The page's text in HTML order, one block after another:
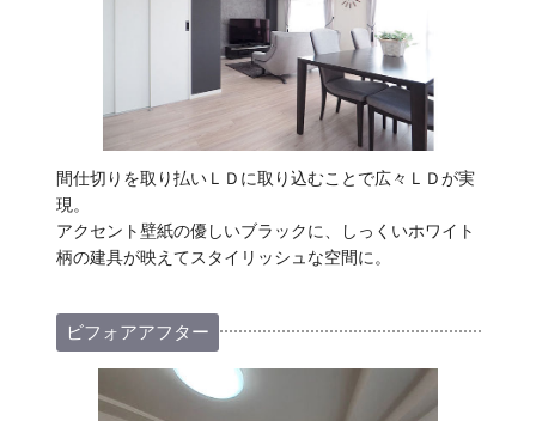
間仕切りを取り払いＬＤに取り込むことで広々ＬＤが実
現。
アクセント壁紙の優しいブラックに、しっくいホワイト
柄の建具が映えてスタイリッシュな空間に。
ビフォアアフター